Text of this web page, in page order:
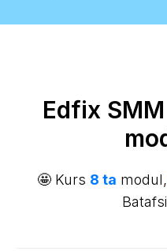
Edfix
🤩 Kurs 8 ta modul,